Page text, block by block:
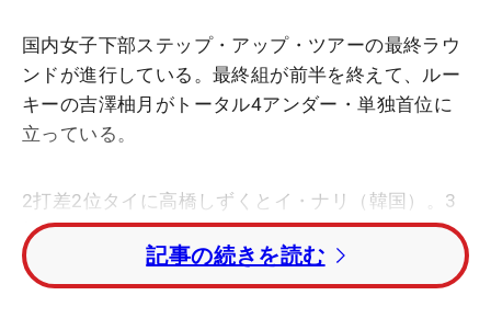
国内女子下部ステップ・アップ・ツアーの最終ラウ
ンドが進行している。最終組が前半を終えて、ルー
キーの吉澤柚月がトータル4アンダー・単独首位に
立っている。
2打差2位タイに高橋しずくとイ・ナリ（韓国）。3
打差4位タイには吉田弓美子、山城奈々、セキ・ユ
ウティン（中国）が続いている。
記事の続きを読む